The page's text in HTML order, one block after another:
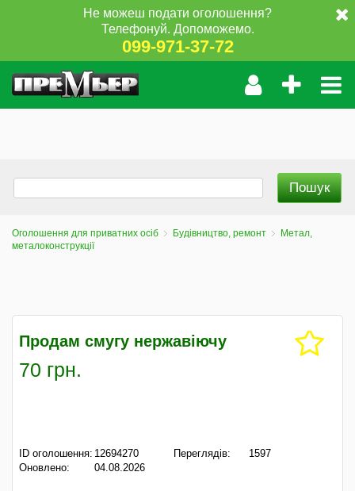
Не можеш подати оголошення?
Телефонуй. Допоможемо.
099-971-37-72
Оголошення для приватних осіб Будівництво, ремонт
Метал,
металоконструкції
Продам смугу нержавіючу
70 грн.
ID оголошення: 12694270
Оновлено:
04.08.2026
Переглядів: 1597